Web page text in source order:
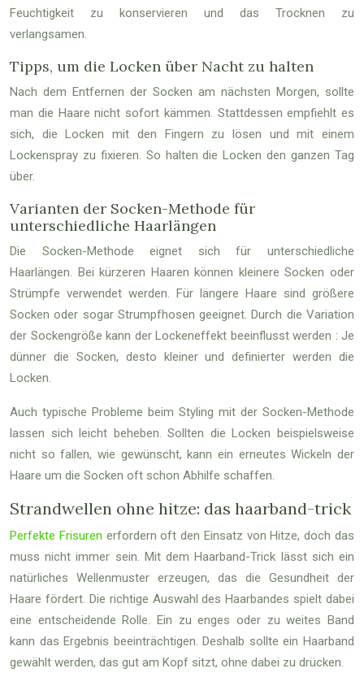
Feuchtigkeit zu konservieren und das Trocknen zu
verlangsamen.
Tipps, um die Locken über Nacht zu halten
Nach dem Entfernen der Socken am nächsten Morgen, sollte
man die Haare nicht sofort kämmen. Stattdessen empfiehlt es
sich, die Locken mit den Fingern zu lösen und mit einem
Lockenspray zu fixieren. So halten die Locken den ganzen Tag
über.
Varianten der Socken-Methode für
unterschiedliche Haarlängen
Die Socken-Methode eignet sich für unterschiedliche
Haarlängen. Bei kürzeren Haaren können kleinere Socken oder
Strümpfe verwendet werden. Für längere Haare sind größere
Socken oder sogar Strumpfhosen geeignet. Durch die Variation
der Sockengröße kann der Lockeneffekt beeinflusst werden : Je
dünner die Socken, desto kleiner und definierter werden die
Locken.
Auch typische Probleme beim Styling mit der Socken-Methode
lassen sich leicht beheben. Sollten die Locken beispielsweise
nicht so fallen, wie gewünscht, kann ein erneutes Wickeln der
Haare um die Socken oft schon Abhilfe schaffen.
Strandwellen ohne hitze: das haarband-trick
Perfekte Frisuren erfordern oft den Einsatz von Hitze, doch das
muss nicht immer sein. Mit dem Haarband-Trick lässt sich ein
natürliches Wellenmuster erzeugen, das die Gesundheit der
Haare fördert. Die richtige Auswahl des Haarbandes spielt dabei
eine entscheidende Rolle. Ein zu enges oder zu weites Band
kann das Ergebnis beeinträchtigen. Deshalb sollte ein Haarband
gewählt werden, das gut am Kopf sitzt, ohne dabei zu drücken.